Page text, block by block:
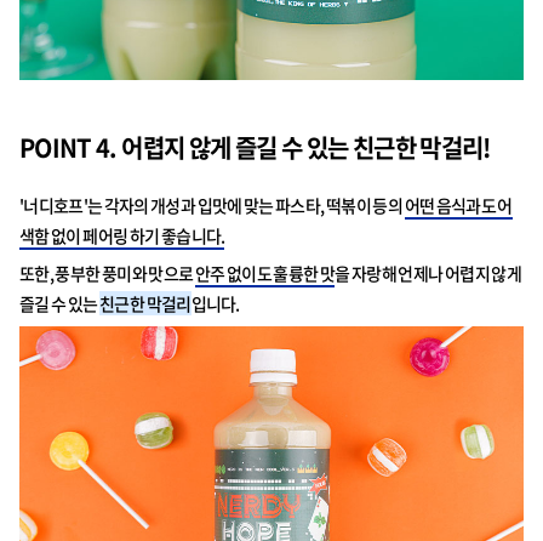
POINT 4. 어렵지 않게 즐길 수 있는 친근한 막걸리!
'너디호프'는 각자의 개성과 입맛에 맞는 파스타, 떡볶이 등의어떤 음식과도 어
색함 없이 페어링 하기 좋습니다.
또한, 풍부한 풍미와 맛으로 안주 없이도 훌륭한 맛을 자랑해 언제나 어렵지 않게
즐길 수 있는친근한 막걸리입니다.